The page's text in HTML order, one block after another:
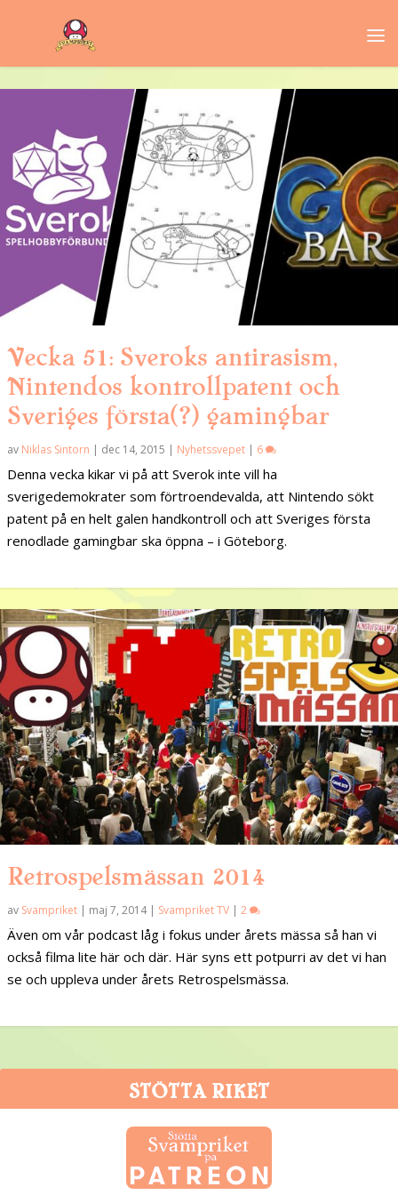
Vecka 51: Sveroks antirasism,
Nintendos kontrollpatent och
Sveriges första(?) gamingbar
av Niklas Sintorn | dec 14, 2015 | Nyhetssvepet | 6
Denna vecka kikar vi på att Sverok inte vill ha
sverigedemokrater som förtroendevalda, att Nintendo sökt
patent på en helt galen handkontroll och att Sveriges första
renodlade gamingbar ska öppna – i Göteborg.
Retrospelsmässan 2014
av Svampriket maj 7, 2014| Svampriket TV 2
Även om vår podcast låg i fokus under årets mässa så han vi
också filma lite här och där. Här syns ett potpurri av det vi han
se och uppleva under årets Retrospelsmässa.
STÖTTA RIKET